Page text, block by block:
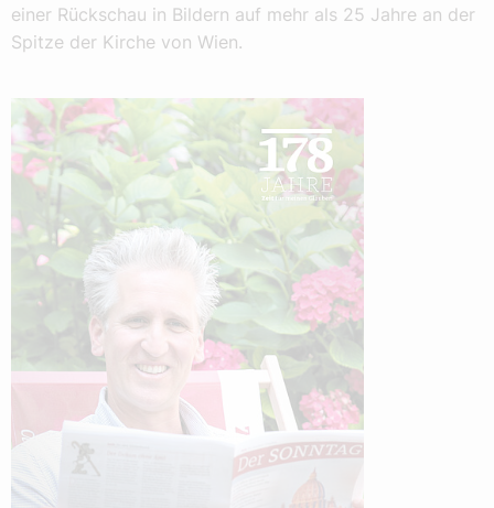
einer Rückschau in Bildern auf mehr als 25 Jahre an der
Spitze der Kirche von Wien.